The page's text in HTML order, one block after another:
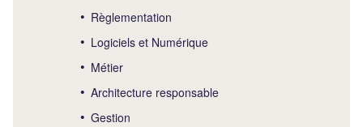
Règlementation
Logiciels et Numérique
Métier
Architecture responsable
Gestion